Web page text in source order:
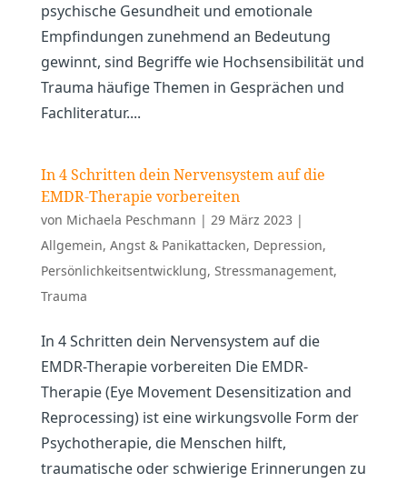
psychische Gesundheit und emotionale
Empfindungen zunehmend an Bedeutung
gewinnt, sind Begriffe wie Hochsensibilität und
Trauma häufige Themen in Gesprächen und
Fachliteratur....
In 4 Schritten dein Nervensystem auf die
EMDR-Therapie vorbereiten
von Michaela Peschmann | 29 März 2023 |
Allgemein, Angst & Panikattacken, Depression,
Persönlichkeitsentwicklung, Stressmanagement,
Trauma
In 4 Schritten dein Nervensystem auf die
EMDR-Therapie vorbereiten Die EMDR-
Therapie (Eye Movement Desensitization and
Reprocessing) ist eine wirkungsvolle Form der
Psychotherapie, die Menschen hilft,
traumatische oder schwierige Erinnerungen zu